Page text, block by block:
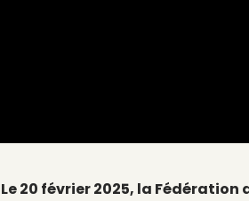
Le 20 février 2025, la Fédération